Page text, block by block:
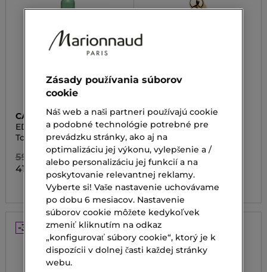
CACHAREL
EDEN
Toaletná voda
59,00 €
41,30 €
GUERLAIN
TOALETNÁ VODA
AQUA ALLEGORIA
GRANADA SALVIA
120,00 €
84,00 €
-30% -30%
Zásady používania súborov
cookie
Náš web a naši partneri používajú cookie
a podobné technológie potrebné pre
prevádzku stránky, ako aj na
optimalizáciu jej výkonu, vylepšenie a /
alebo personalizáciu jej funkcií a na
poskytovanie relevantnej reklamy.
Vyberte si! Vaše nastavenie uchovávame
po dobu 6 mesiacov. Nastavenie
súborov cookie môžete kedykoľvek
zmeniť kliknutím na odkaz
„konfigurovať súbory cookie“, ktorý je k
dispozícii v dolnej časti každej stránky
webu.